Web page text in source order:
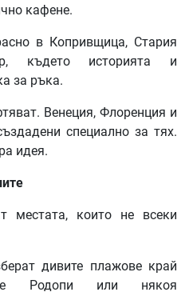
кафене.
в Копривщица, Стария
където историята и
за ръка.
Венеция, Флоренция и
специално за тях.
идея.
местата, които не всеки
дивите плажове край
Родопи или някоя